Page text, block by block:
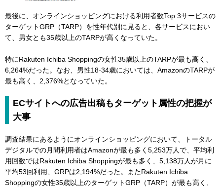
最後に、オンラインショッピングにおける利用者数Top 3サービスの
ターゲットGRP（TARP）を性年代別に見ると、各サービスにおい
て、男女とも35歳以上のTARPが高くなっていた。
特にRakuten Ichiba Shoppingの女性35歳以上のTARPが最も高く、
6,264%だった。なお、男性18-34歳においては、AmazonのTARPが
最も高く、2,376%となっていた。
ECサイトへの広告出稿もターゲット属性の把握が
大事
調査結果にあるようにオンラインショッピングにおいて、トータル
デジタルでの月間利用者はAmazonが最も多く5,253万人で、平均利
用回数ではRakuten Ichiba Shoppingが最も多く、5,138万人が月に
平均53回利用、GRPは2,194%だった。またRakuten Ichiba
Shoppingの女性35歳以上のターゲットGRP（TARP）が最も高く、